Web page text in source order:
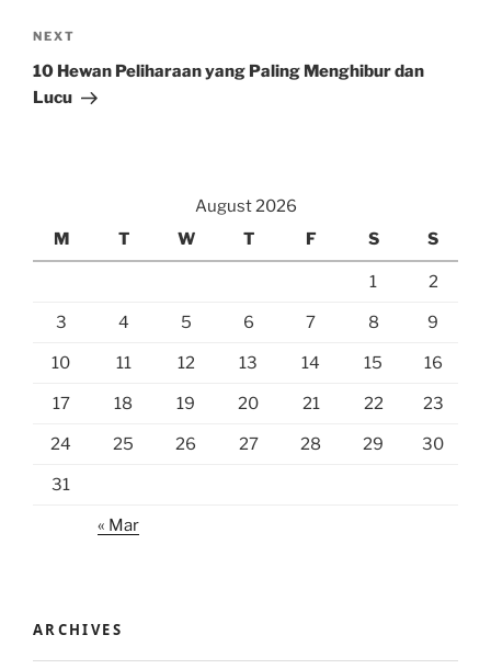
Next
Post
NEXT
10 Hewan Peliharaan yang Paling Menghibur dan
Lucu
August 2026
M
T W T F S S
1 2
3 4 5 6 7 8 9
10 11 12 13 14 15 16
17 18 19 20 21 22 23
24 25 26 27 28 29 30
31
« Mar
ARCHIVES